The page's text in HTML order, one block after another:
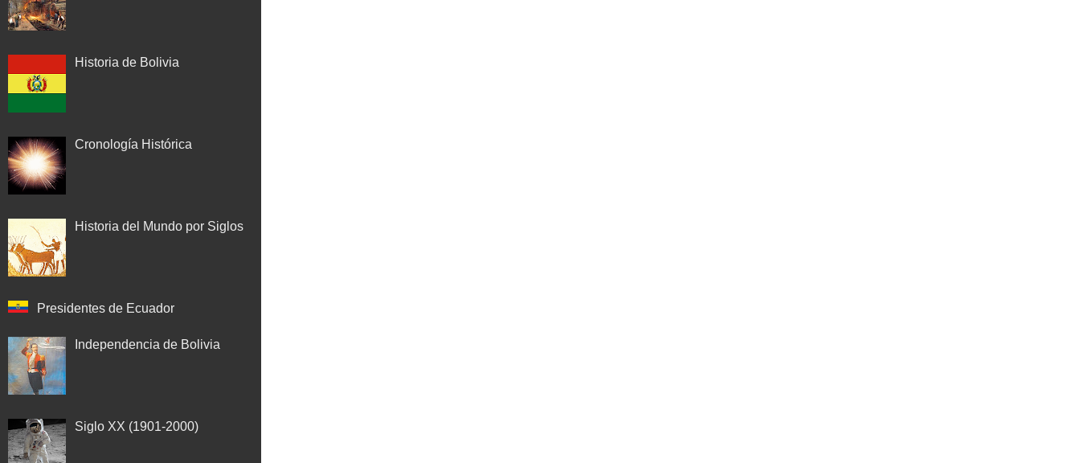
Historia de Bolivia
Cronología Histórica
Historia del Mundo por Siglos
Presidentes de Ecuador
Independencia de Bolivia
Siglo XX (1901-2000)